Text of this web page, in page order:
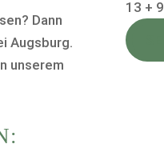
Dann
Augsburg.
unserem
13 + 9